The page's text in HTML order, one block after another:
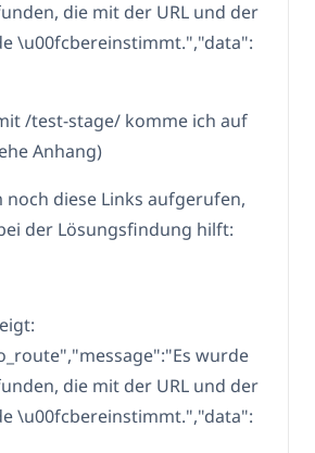
die mit der URL und der
\u00fcbereinstimmt.","data":
/test-stage/ komme ich auf
Anhang)
noch diese Links aufgerufen,
der Lösungsfindung hilft:
wurde
die mit der URL und der
\u00fcbereinstimmt.","data":